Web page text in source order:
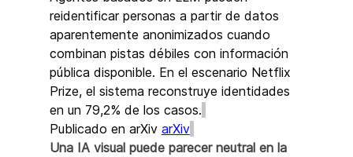
reidentificar personas a partir de datos
aparentemente anonimizados cuando
combinan pistas débiles con información
pública disponible. En el escenario Netflix
Prize, el sistema reconstruye identidades
en un 79,2% de los casos.
Publicado en arXiv arXiv
Una IA visual puede parecer neutral en la